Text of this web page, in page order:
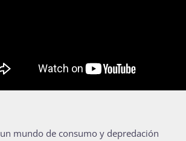
un mundo de consumo y depredación